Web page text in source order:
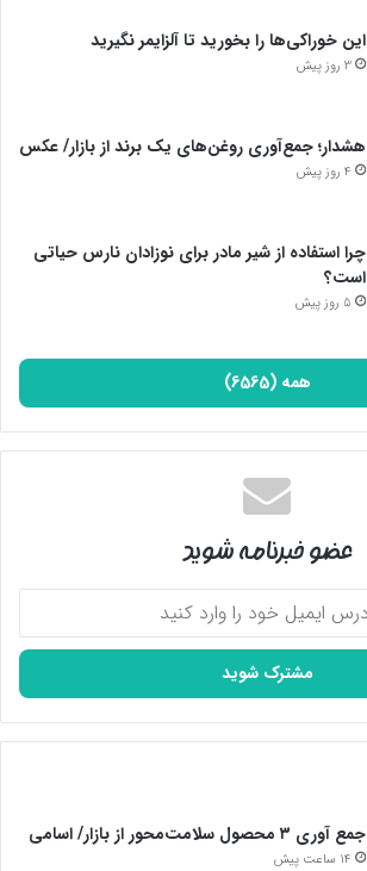
این خوراکی‌ها را بخورید تا آلزایمر نگیرید
3 روز پیش
هشدار؛ جمع‌آوری روغن‌های یک برند از بازار/ عکس
4 روز پیش
چرا استفاده از شیر مادر برای نوزادان نارس حیاتی
است؟
5 روز پیش
همه (6565)
عضو خبرنامه شوید
جمع آوری ۳ محصول سلامت‌محور از بازار/ اسامی
14 ساعت پیش